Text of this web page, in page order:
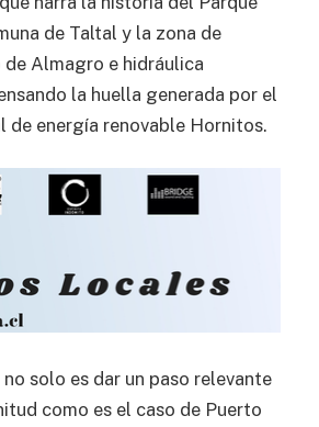
de Taltal y la zona de
Almagro e hidráulica
la huella generada por el
de energía renovable Hornitos.
solo es dar un paso relevante
como es el caso de Puerto